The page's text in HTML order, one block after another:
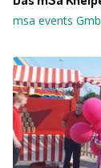
msa events